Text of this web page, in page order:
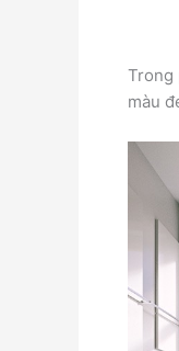
Trong
màu